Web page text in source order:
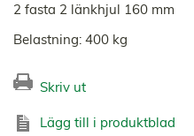
2 fasta 2 länkhjul 160 mm
Belastning: 400 kg
Skriv ut
Lägg till i produktblad